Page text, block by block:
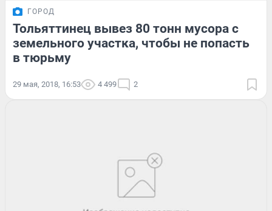
ГОРОД
Тольяттинец вывез 80 тонн мусора с
земельного участка, чтобы не попасть
в тюрьму
29 мая, 2018, 16:53 4 499 2